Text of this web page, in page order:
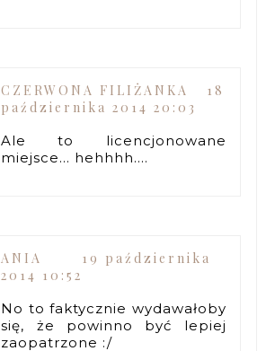
CZERWONA FILIŻANKA
18
października 2014 20:03
Ale to licencjonowane
miejsce... hehhhh....
ANIA
19 października
2014 10:52
No to faktycznie wydawałoby
się, że powinno być lepiej
zaopatrzone :/